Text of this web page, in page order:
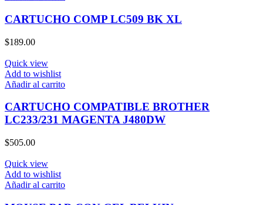
CARTUCHO COMP LC509 BK XL
$189.00
Quick view
Add to wishlist
Añadir al carrito
CARTUCHO COMPATIBLE BROTHER
LC233/231 MAGENTA J480DW
$505.00
Quick view
Add to wishlist
Añadir al carrito